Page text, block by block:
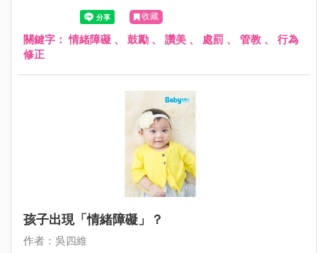
語，避免情緒性的責罵。
收藏
關鍵字：情緒障礙 、 鼓勵 、 讚美 、 處罰 、 管教 、 行為
修正
孩子出現「情緒障礙」？
作者：吳四維